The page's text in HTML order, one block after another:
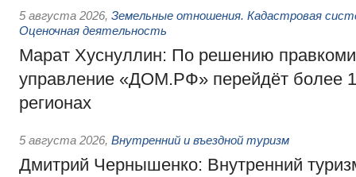
5 августа 2026, Земельные отношения. Кадастровая
Оценочная деятельность
Марат Хуснуллин: По решению
управление «ДОМ.РФ» перейдёт более
регионах
5 августа 2026, Внутренний и въездной туризм
Дмитрий Чернышенко: Внутренний